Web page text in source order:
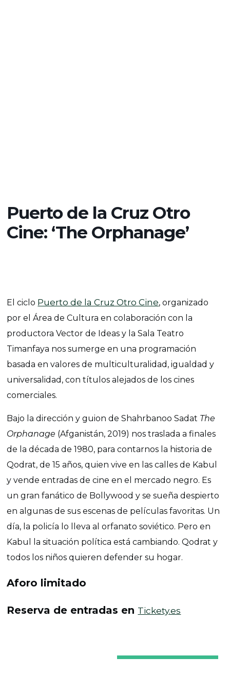
Puerto de la Cruz Otro
Cine: ‘The Orphanage’
El ciclo Puerto de la Cruz Otro Cine, organizado
por el Área de Cultura en colaboración con la
productora Vector de Ideas y la Sala Teatro
Timanfaya nos sumerge en una programación
basada en valores de multiculturalidad, igualdad y
universalidad, con títulos alejados de los cines
comerciales.
Bajo la dirección y guion deShahrbanoo Sadat The
Orphanage (Afganistán, 2019) nos traslada a finales
de la década de 1980, para contarnos la historia de
Qodrat, de 15 años, quien vive en las calles de Kabul
y vende entradas de cine en el mercado negro. Es
un gran fanático de Bollywood y se sueña despierto
en algunas de sus escenas de películas favoritas. Un
día, la policía lo lleva al orfanato soviético. Pero en
Kabul la situación política está cambiando. Qodrat y
todos los niños quieren defender su hogar.
Aforo limitado
Reserva de entradas en Tickety.es